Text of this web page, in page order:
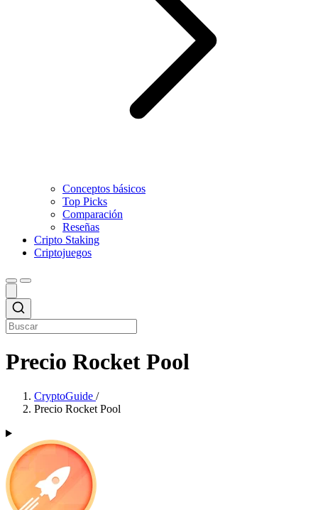
Conceptos básicos
Top Picks
Comparación
Reseñas
Cripto Staking
Criptojuegos
Precio Rocket Pool
CryptoGuide /
Precio Rocket Pool